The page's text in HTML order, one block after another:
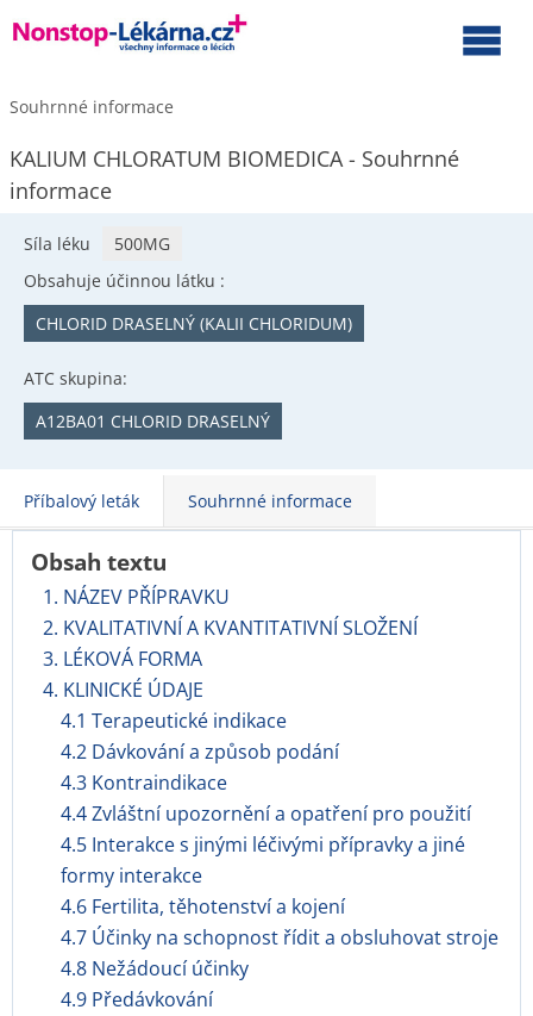
Souhrnné informace
KALIUM CHLORATUM BIOMEDICA - Souhrnné
informace
Síla léku
500MG
Obsahuje účinnou látku :
CHLORID DRASELNÝ (KALII CHLORIDUM)
ATC skupina:
A12BA01 CHLORID DRASELNÝ
Příbalový leták Souhrnné informace
Obsah textu
1. NÁZEV PŘÍPRAVKU
2. KVALITATIVNÍ A KVANTITATIVNÍ SLOŽENÍ
3. LÉKOVÁ FORMA
4. KLINICKÉ ÚDAJE
4.1 Terapeutické indikace
4.2 Dávkování a způsob podání
4.3 Kontraindikace
4.4 Zvláštní upozornění a opatření pro použití
4.5 Interakce s jinými léčivými přípravky a jiné
formy interakce
4.6 Fertilita, těhotenství a kojení
4.7 Účinky na schopnost řídit a obsluhovat stroje
4.8 Nežádoucí účinky
4.9 Předávkování